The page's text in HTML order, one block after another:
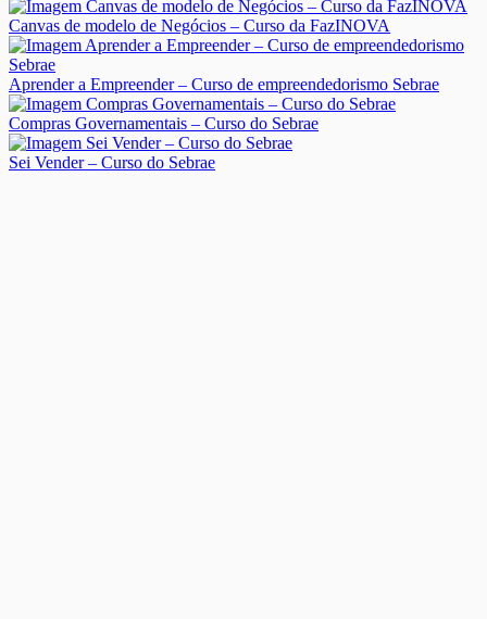
Canvas de modelo de Negócios – Curso da FazINOVA
Aprender a Empreender – Curso de empreendedorismo Sebrae
Compras Governamentais – Curso do Sebrae
Sei Vender – Curso do Sebrae